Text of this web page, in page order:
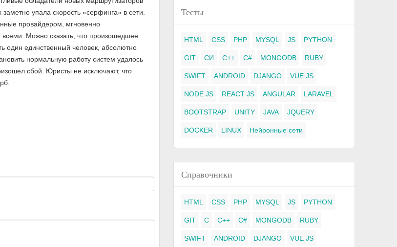
упала скорость «серфинга» в сети.
провайдером, мгновенно
всеми. Можно сказать, что произошедшее
один единственный человек, абсолютно
нормальную работу систем удалось
сбой. Юристы не исключают, что
Тесты
HTML CSS PHP MYSQL JS PYTHON
GIT СИ C++ C# MONGODB RUBY
SWIFT ANDROID DJANGO VUE JS
NODE JS REACT JS ANGULAR LARAVEL
BOOTSTRAP UNITY JAVA JQUERY
DOCKER LINUX Нейронные сети
Справочники
HTML CSS PHP MYSQL JS PYTHON
GIT C C++ C# MONGODB RUBY
SWIFT ANDROID DJANGO VUE JS